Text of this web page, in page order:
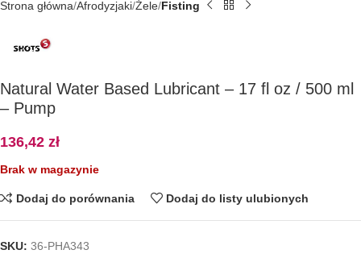
Strona główna Afrodyzjaki Żele Fisting
Natural Water Based Lubricant – 17 fl oz / 500 ml
– Pump
136,42 zł
Brak w magazynie
Dodaj do porównania Dodaj do listy ulubionych
SKU: 36-PHA343